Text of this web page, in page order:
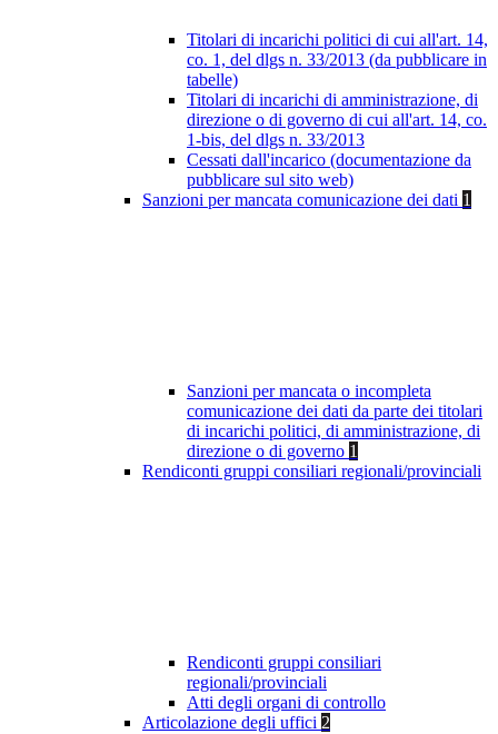
Titolari di incarichi politici di cui all'art. 14,
co. 1, del dlgs n. 33/2013 (da pubblicare in
tabelle)
Titolari di incarichi di amministrazione, di
direzione o di governo di cui all'art. 14, co.
1-bis, del dlgs n. 33/2013
Cessati dall'incarico (documentazione da
pubblicare sul sito web)
Sanzioni per mancata comunicazione dei dati 1
Sanzioni per mancata o incompleta
comunicazione dei dati da parte dei titolari
di incarichi politici, di amministrazione, di
direzione o di governo 1
Rendiconti gruppi consiliari regionali/provinciali
Rendiconti gruppi consiliari
regionali/provinciali
Atti degli organi di controllo
Articolazione degli uffici 2